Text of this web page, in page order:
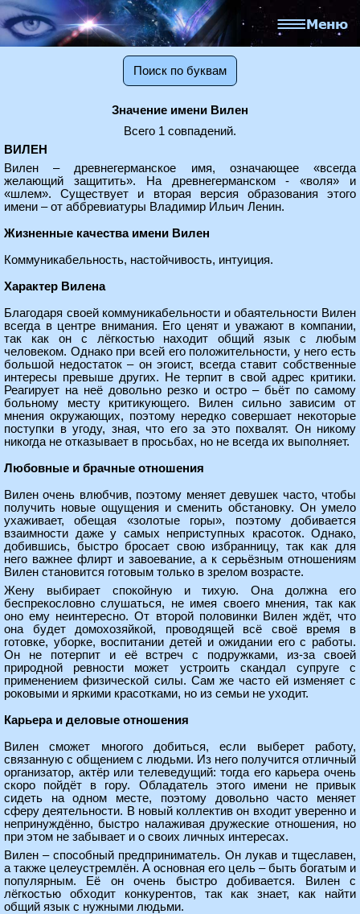
Поиск по буквам
Значение имени Вилен
Всего 1 совпадений.
ВИЛЕН
Вилен – древнегерманское имя, означающее «всегда
желающий защитить». На древнегерманском - «воля» и
«шлем». Существует и вторая версия образования этого
имени – от аббревиатуры Владимир Ильич Ленин.
Жизненные качества имени Вилен
Коммуникабельность, настойчивость, интуиция.
Характер Вилена
Благодаря своей коммуникабельности и обаятельности Вилен
всегда в центре внимания. Его ценят и уважают в компании,
так как он с лёгкостью находит общий язык с любым
человеком. Однако при всей его положительности, у него есть
большой недостаток – он эгоист, всегда ставит собственные
интересы превыше других. Не терпит в свой адрес критики.
Реагирует на неё довольно резко и остро – бьёт по самому
больному месту критикующего. Вилен сильно зависим от
мнения окружающих, поэтому нередко совершает некоторые
поступки в угоду, зная, что его за это похвалят. Он никому
никогда не отказывает в просьбах, но не всегда их выполняет.
Любовные и брачные отношения
Вилен очень влюбчив, поэтому меняет девушек часто, чтобы
получить новые ощущения и сменить обстановку. Он умело
ухаживает, обещая «золотые горы», поэтому добивается
взаимности даже у самых неприступных красоток. Однако,
добившись, быстро бросает свою избранницу, так как для
него важнее флирт и завоевание, а к серьёзным отношениям
Вилен становится готовым только в зрелом возрасте.
Жену выбирает спокойную и тихую. Она должна его
беспрекословно слушаться, не имея своего мнения, так как
оно ему неинтересно. От второй половинки Вилен ждёт, что
она будет домохозяйкой, проводящей всё своё время в
готовке, уборке, воспитании детей и ожидании его с работы.
Он не потерпит и её встреч с подружками, из-за своей
природной ревности может устроить скандал супруге с
применением физической силы. Сам же часто ей изменяет с
роковыми и яркими красотками, но из семьи не уходит.
Карьера и деловые отношения
Вилен сможет многого добиться, если выберет работу,
связанную с общением с людьми. Из него получится отличный
организатор, актёр или телеведущий: тогда его карьера очень
скоро пойдёт в гору. Обладатель этого имени не привык
сидеть на одном месте, поэтому довольно часто меняет
сферу деятельности. В новый коллектив он входит уверенно и
непринуждённо, быстро налаживая дружеские отношения, но
при этом не забывает и о своих личных интересах.
Вилен – способный предприниматель. Он лукав и тщеславен,
а также целеустремлён. А основная его цель – быть богатым и
популярным. Её он очень быстро добивается. Вилен с
лёгкостью обходит конкурентов, так как знает, как найти
общий язык с нужными людьми.